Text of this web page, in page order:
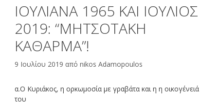
ΙΟΥΛΙΑΝΑ 1965 ΚΑΙ ΙΟΥΛΙΟΣ
2019: “ΜΗΤΣΟΤΑΚΗ
ΚΑΘΑΡΜΑ”!
9 Ιουλίου 2019 από nikos Adamopoulos
α.Ο Κυριάκος, η ορκωμοσία με γραβάτα και η η οικογένειά
του